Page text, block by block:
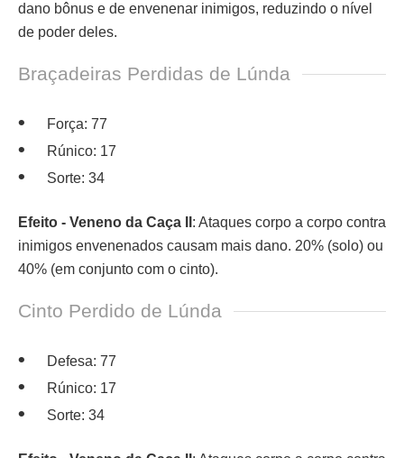
dano bônus e de envenenar inimigos, reduzindo o nível
de poder deles.
Braçadeiras Perdidas de Lúnda
Força: 77
Rúnico: 17
Sorte: 34
Efeito - Veneno da Caça II : Ataques corpo a corpo contra
inimigos envenenados causam mais dano. 20% (solo) ou
40% (em conjunto com o cinto).
Cinto Perdido de Lúnda
Defesa: 77
Rúnico: 17
Sorte: 34